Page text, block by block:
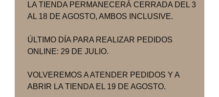
LA TIENDA PERMANECERÁ CERRADA DEL 3
AL 18 DE AGOSTO, AMBOS INCLUSIVE.
ÚLTIMO DÍA PARA REALIZAR PEDIDOS
ONLINE: 29 DE JULIO.
VOLVEREMOS A ATENDER PEDIDOS Y A
ABRIR LA TIENDA EL 19 DE AGOSTO.